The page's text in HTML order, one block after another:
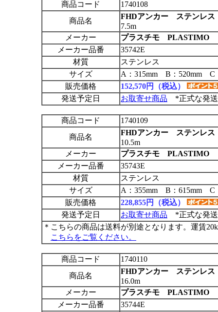
商品コード
1740108
商品名
FHDアンカー ステンレ
7.5m
メーカー
プラスチモ PLASTIMO
メーカー品番
35742E
材質
ステンレス
サイズ
A：315mm B：520mm C
販売価格
152,570円（税込）
発送予定日
お取寄せ商品 *正式な発送
商品コード
1740109
商品名
FHDアンカー ステンレ
10.5m
メーカー
プラスチモ PLASTIMO
メーカー品番
35743E
材質
ステンレス
サイズ
A：355mm B：615mm C
販売価格
228,855円（税込）
発送予定日
お取寄せ商品 *正式な発送
＊こちらの商品は送料が別途となります。運賃
こちらをご覧ください。
商品コード
1740110
商品名
FHDアンカー ステンレ
16.0m
メーカー
プラスチモ PLASTIMO
メーカー品番
35744E